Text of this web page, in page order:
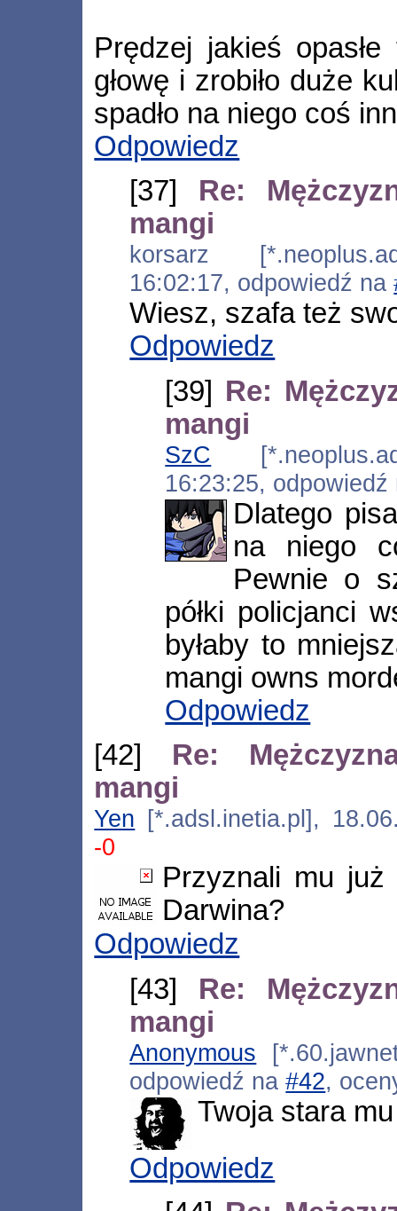
Prędzej jakieś
głowę i zrobiło duże
spadło na niego coś
Odpowiedz
[37] Re:
mangi
korsarz
16:02:17, odpowiedź na
Wiesz, szafa też
Odpowiedz
[39] Re:
mangi
SzC
16:23:25,
Dlatego
na niego
Pewnie o
półki policjanci
byłaby to
mangi owns
Odpowiedz
[42] Re:
mangi
Yen [*.adsl.inetia.pl],
-0
Przyznali mu już
Darwina?
Odpowiedz
[43] Re:
mangi
Anonymous
odpowiedź na#42,
Twoja stara
Odpowiedz